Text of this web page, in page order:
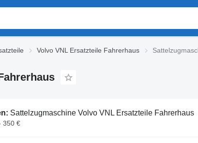
Volvo VNL Ersatzteile Fahrerhaus
Sattelzugmaschine Volvo VNL Ersatzteile Fahrerhaus
350 €